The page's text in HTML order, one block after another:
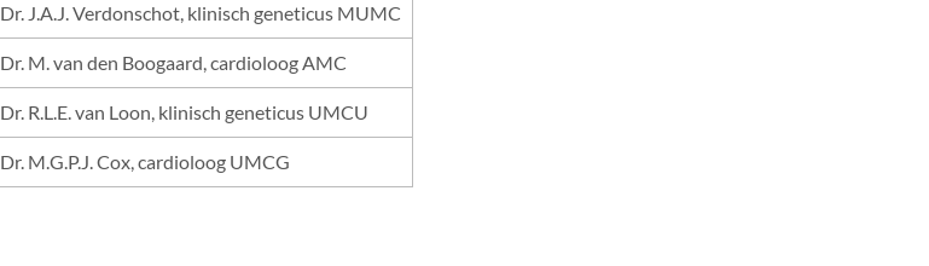
Dr. J.A.J. Verdonschot, klinisch geneticus MUMC
Dr. M. van den Boogaard, cardioloog AMC
Dr. R.L.E. van Loon, klinisch geneticus UMCU
Dr. M.G.P.J. Cox, cardioloog UMCG